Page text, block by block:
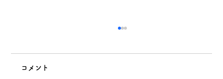
コメント